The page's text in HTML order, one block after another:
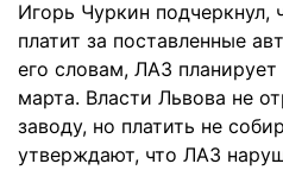
Игорь Чуркин подчеркнул,
платит за поставленные
его словам, ЛАЗ
марта. Власти Львова не
заводу, но платить не
утверждают, что ЛАЗ